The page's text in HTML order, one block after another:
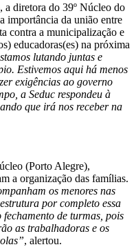
a diretora do 39º Núcleo do
importância da união entre
contra a municipalização e
educadoras(es) na próxima
lutando juntas e
Estivemos aqui há menos
exigências ao governo
a Seduc respondeu à
que irá nos receber na
(Porto Alegre),
a organização das famílias.
os menores nas
por completo essa
de turmas, pois
as trabalhadoras e os
, alertou.